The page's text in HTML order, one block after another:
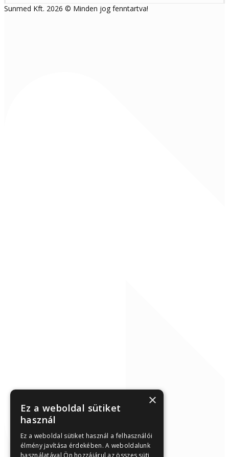
Sunmed Kft. 2026 © Minden jog fenntartva!
×
Ez a weboldal sütiket
használ
Ez a weboldal sütiket használ a felhasználói
élmény javítása érdekében. A weboldalunk
használatával Ön hozzájárul az összes süti